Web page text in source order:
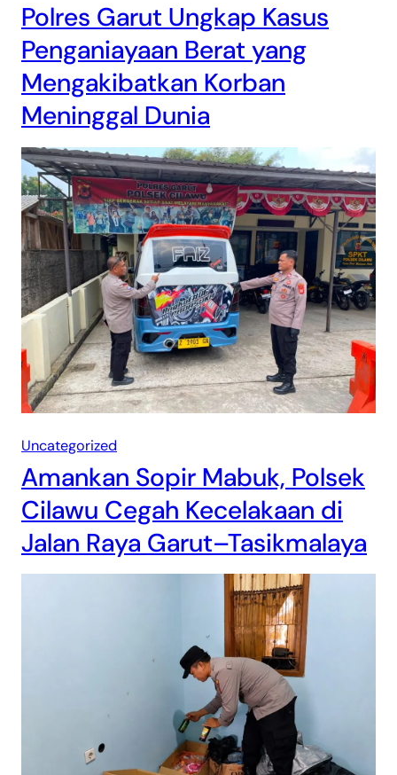
Polres Garut Ungkap Kasus
Penganiayaan Berat yang
Mengakibatkan Korban
Meninggal Dunia
Uncategorized
Amankan Sopir Mabuk, Polsek
Cilawu Cegah Kecelakaan di
Jalan Raya Garut–Tasikmalaya